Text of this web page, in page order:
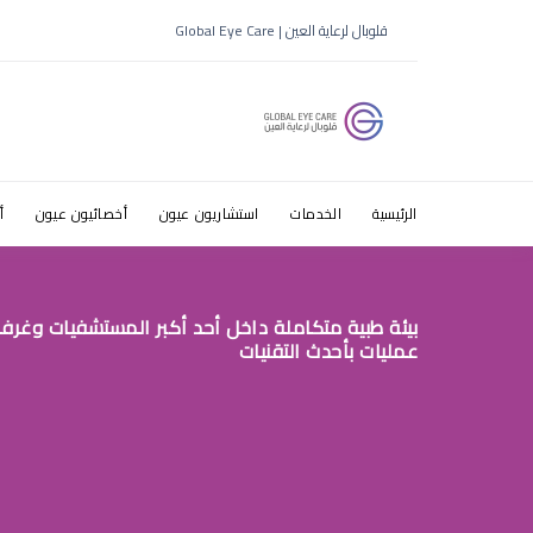
اسباب
قلوبال لرعاية العين | Global Eye Care
الرئيسية الخدمات استشاريون عيون أخصائيون عيون
بيئة طبية متكاملة داخل أحد أكبر المستشفيات
عمليات بأحدث التقنيات